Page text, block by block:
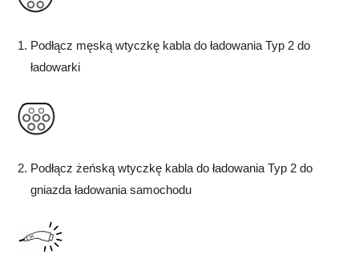
Podłącz męską wtyczkę kabla do ładowania Typ 2 do
ładowarki
Podłącz żeńską wtyczkę kabla do ładowania Typ 2 do
gniazda ładowania samochodu